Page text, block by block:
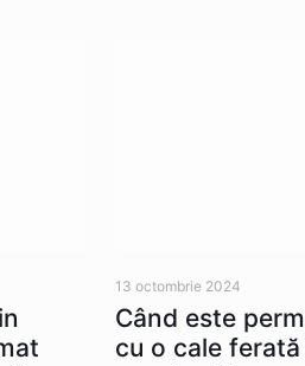
13 octombrie 2024
Când este
cu o cale